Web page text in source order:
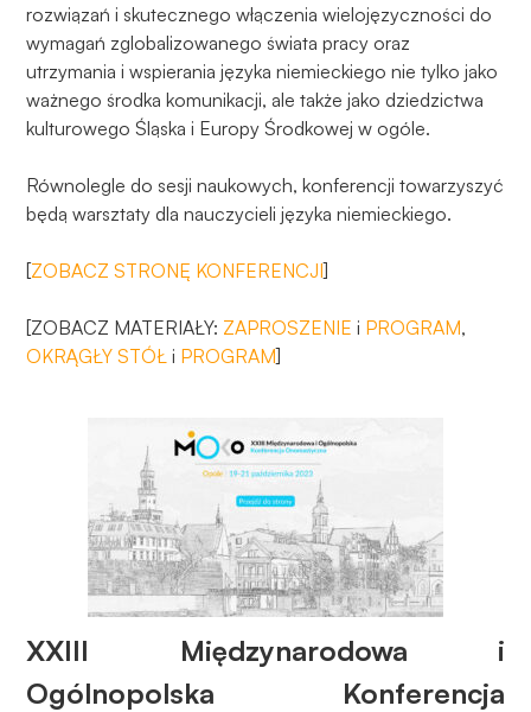
rozwiązań i skutecznego włączenia wielojęzyczności do
wymagań zglobalizowanego świata pracy oraz
utrzymania i wspierania języka niemieckiego nie tylko jako
ważnego środka komunikacji, ale także jako dziedzictwa
kulturowego Śląska i Europy Środkowej w ogóle.
Równolegle do sesji naukowych, konferencji towarzyszyć
będą warsztaty dla nauczycieli języka niemieckiego.
[ZOBACZ STRONĘ KONFERENCJI]
[ZOBACZ MATERIAŁY: ZAPROSZENIE i PROGRAM,
OKRĄGŁY STÓŁ i PROGRAM]
XXIII Międzynarodowa i
Ogólnopolska Konferencja